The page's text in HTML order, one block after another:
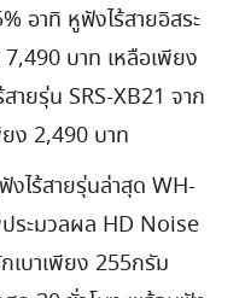
อาทิ หูฟังไร้สายอิสระ
บาท เหลือเพียง
ายรุ่น SRS-XB21 จาก
ง 2,490 บาท
ไร้สายรุ่นล่าสุด WH-
ระมวลผล HD Noise
บาเพียง 255กรัม